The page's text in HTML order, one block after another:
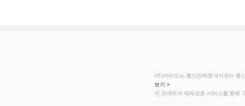
(주)카카오는 통신판매중개자로서 통
보기 >
각 판매처의 매매보호 서비스를 통해